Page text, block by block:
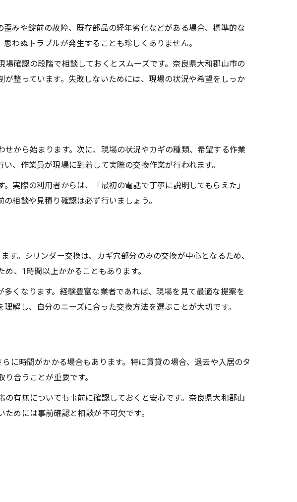
いコツ
？
の目安
ミング
とは
意点
関係性
イント
まとめ
みや錠前の故障、既存部品の経年劣化などがある場合、標準的な
わぬトラブルが発生することも珍しくありません。
確認の段階で相談しておくとスムーズです。奈良県大和郡山市の
整っています。失敗しないためには、現場の状況や希望をしっか
から始まります。次に、現場の状況やカギの種類、希望する作業
、作業員が現場に到着して実際の交換作業が行われます。
実際の利用者からは、「最初の電話で丁寧に説明してもらえた」
相談や見積り確認は必ず行いましょう。
。シリンダー交換は、カギ穴部分のみの交換が中心となるため、
、1時間以上かかることもあります。
くなります。経験豊富な業者であれば、現場を見て最適な提案を
解し、自分のニーズに合った交換方法を選ぶことが大切です。
に時間がかかる場合もあります。特に賃貸の場合、退去や入居のタ
合うことが重要です。
有無についても事前に確認しておくと安心です。奈良県大和郡山
めには事前確認と相談が不可欠です。